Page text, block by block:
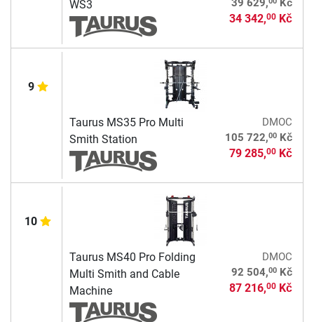
WS3
39 629,
Kč
34 342,00Kč
9
Taurus MS35 Pro Multi
Smith Station
DMOC
105 722,00Kč
79 285,00Kč
10
Taurus MS40 Pro Folding
Multi Smith and Cable
Machine
DMOC
92 504,00Kč
87 216,00Kč